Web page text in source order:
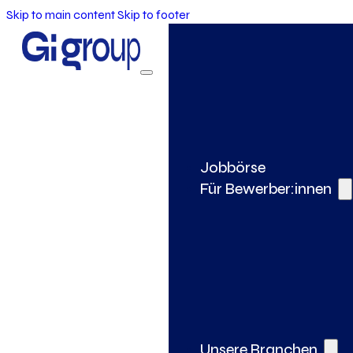
Skip to main contentSkip to footer
Jobbörse
Für Bewerber:innen